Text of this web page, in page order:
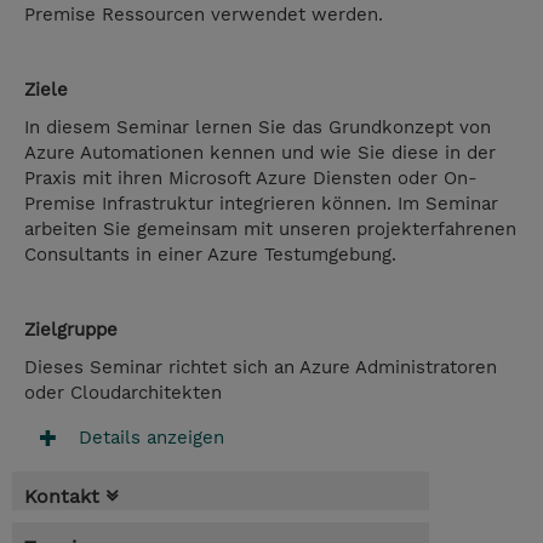
Premise Ressourcen verwendet werden.
Ziele
In diesem Seminar lernen Sie das Grundkonzept von
Azure Automationen kennen und wie Sie diese in der
Praxis mit ihren Microsoft Azure Diensten oder On-
Premise Infrastruktur integrieren können. Im Seminar
arbeiten Sie gemeinsam mit unseren projekterfahrenen
Consultants in einer Azure Testumgebung.
Zielgruppe
Dieses Seminar richtet sich an Azure Administratoren
oder Cloudarchitekten
Details anzeigen
Kontakt